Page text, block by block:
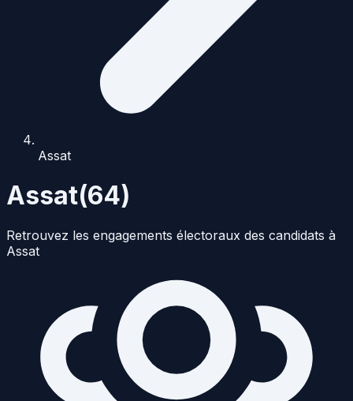
Assat
Assat(64)
Retrouvez les engagements électoraux des candidats à
Assat